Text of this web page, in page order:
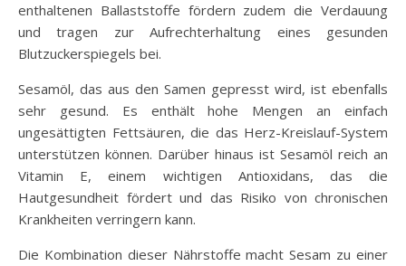
enthaltenen Ballaststoffe fördern zudem die Verdauung
und tragen zur Aufrechterhaltung eines gesunden
Blutzuckerspiegels bei.
Sesamöl, das aus den Samen gepresst wird, ist ebenfalls
sehr gesund. Es enthält hohe Mengen an einfach
ungesättigten Fettsäuren, die das Herz-Kreislauf-System
unterstützen können. Darüber hinaus ist Sesamöl reich an
Vitamin E, einem wichtigen Antioxidans, das die
Hautgesundheit fördert und das Risiko von chronischen
Krankheiten verringern kann.
Die Kombination dieser Nährstoffe macht Sesam zu einer